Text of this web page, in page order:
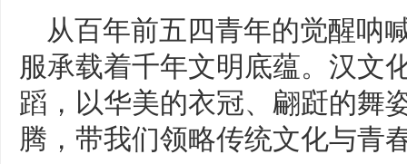
从百年前五四青年的觉醒呐
服承载着千年文明底蕴。汉文
蹈，以华美的衣冠、翩跹的舞
腾，带我们领略传统文化与青